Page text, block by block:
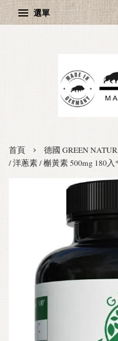
選單
首頁 ›
德國 GREEN
/ 洋蔥素 / 槲黃素 500mg 180